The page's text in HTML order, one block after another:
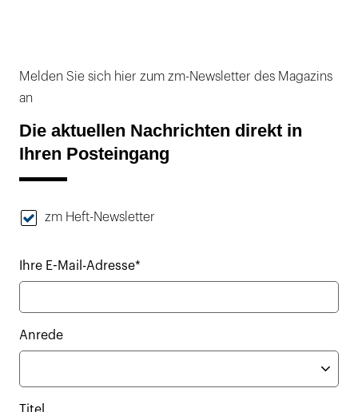
Melden Sie sich hier zum zm-Newsletter des Magazins
an
Die aktuellen Nachrichten direkt in
Ihren Posteingang
zm Heft-Newsletter
Ihre E-Mail-Adresse*
Anrede